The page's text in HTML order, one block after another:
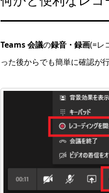
Teams 会議の録音・録画(=レ
った後からでも簡単に確認が